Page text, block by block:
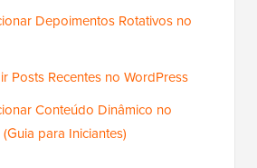
Depoimentos Rotativos no
Posts Recentes no WordPress
Conteúdo Dinâmico no
para Iniciantes)